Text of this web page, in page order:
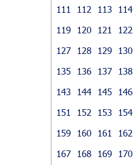
111
112 113 114
119
120 121 122
127
128 129 130
135
136 137 138
143
144 145 146
151
152 153 154
159
160 161 162
167
168 169 170